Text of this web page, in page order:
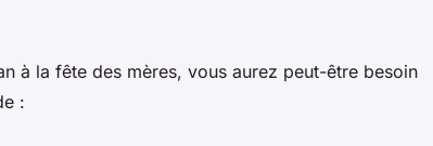
à la fête des mères, vous aurez peut-être besoin
: